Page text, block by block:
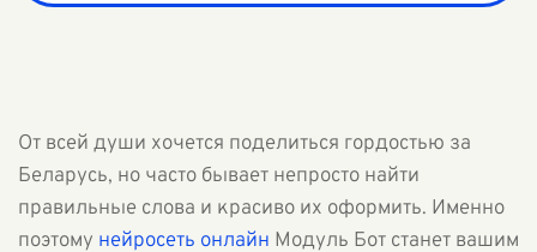
От всей души хочется поделиться гордостью за
Беларусь, но часто бывает непросто найти
правильные слова и красиво их оформить. Именно
поэтому нейросеть онлайн Модуль Бот станет вашим